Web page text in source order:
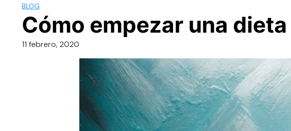
BLOG
Cómo empezar una
11 febrero, 2020